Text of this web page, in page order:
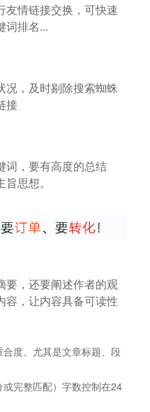
友情链接交换，可快速
词排名...
况，及时剔除搜索蜘蛛
接
词，要有高度的总结
思想。
要，还要阐述作者的观
容，让内容具备可读性
度。尤其是文章标题、段
完整匹配）字数控制在24